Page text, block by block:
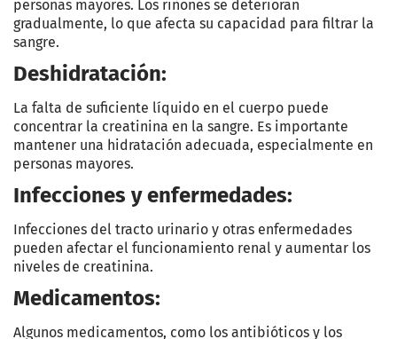
personas mayores. Los riñones se deterioran
gradualmente, lo que afecta su capacidad para filtrar la
sangre.
Deshidratación:
La falta de suficiente líquido en el cuerpo puede
concentrar la creatinina en la sangre. Es importante
mantener una hidratación adecuada, especialmente en
personas mayores.
Infecciones y enfermedades:
Infecciones del tracto urinario y otras enfermedades
pueden afectar el funcionamiento renal y aumentar los
niveles de creatinina.
Medicamentos:
Algunos medicamentos, como los antibióticos y los